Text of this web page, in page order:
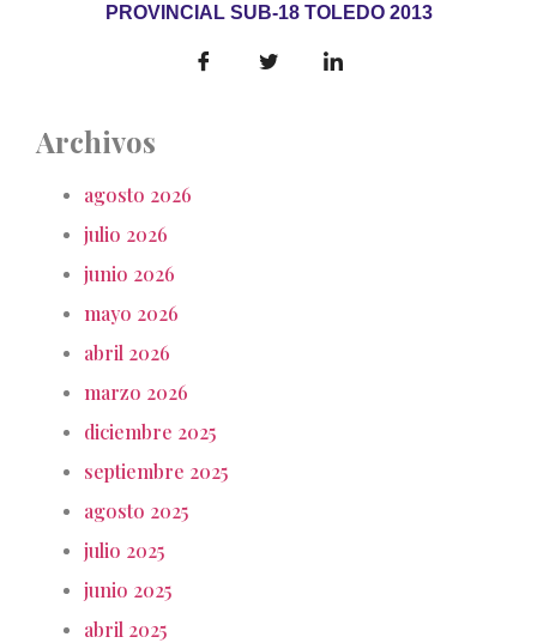
PROVINCIAL SUB-18 TOLEDO 2013
Archivos
agosto 2026
julio 2026
junio 2026
mayo 2026
abril 2026
marzo 2026
diciembre 2025
septiembre 2025
agosto 2025
julio 2025
junio 2025
abril 2025